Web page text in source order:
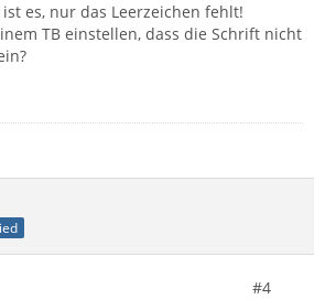
es, nur das Leerzeichen fehlt!
TB einstellen, dass die Schrift nicht
#4